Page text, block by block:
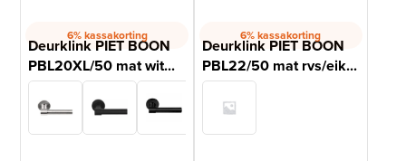
6% kassakorting
Deurklink PIET BOON
PBL20XL/50 mat wit...
6% kassakorting
Deurklink PIET BOON
PBL22/50 mat rvs/eik...